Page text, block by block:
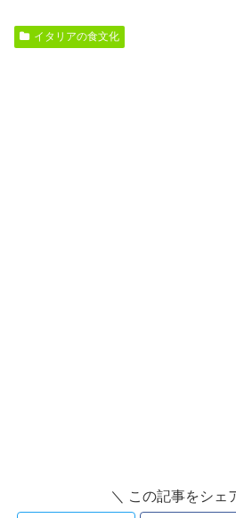
イタリアの食文化
＼ この記事をシェ